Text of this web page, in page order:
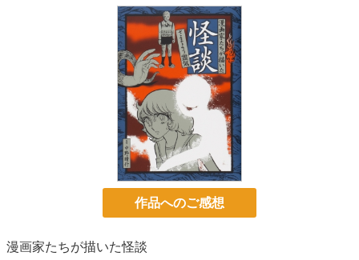
作品へのご感想
漫画家たちが描いた怪談